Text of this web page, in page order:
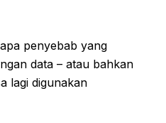
penyebab yang
data – atau bahkan
lagi digunakan